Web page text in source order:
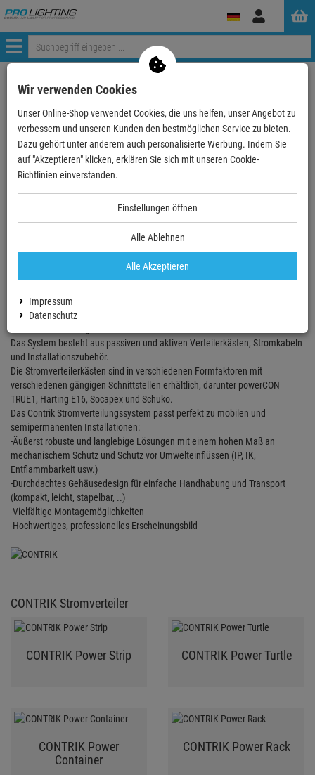
Anmelden
Menü
ProLighting Zubehör
Stromverteiler & Splittboxen
CONTRIK professionelle
Stromverteiler
CONTRIK Stromverteiler Sortimentsüberblick
Contrik Power Distribution ist ein
durchdachtes professionelles
für den Veranstaltungsbereich. Speziell für Videowände,
Das System besteht aus passiven und aktiven Verteilerkästen, Stromkabeln
und Installationszubehör.
Die Stromverteilerkästen sind in verschiedenen Formfaktoren mit
verschiedenen gängigen Schnittstellen erhältlich, darunter powerCON
TRUE1, Harting E16, Socapex und Schuko.
Das Contrik Stromverteilungssystem passt perfekt zu mobilen und
semipermanenten Installationen:
-Äußerst robuste und langlebige Lösungen mit einem hohen Maß an
mechanischem Schutz und Schutz vor Umwelteinflüssen (IP, IK,
Entflammbarkeit usw.)
-Durchdachtes Gehäusedesign für einfache Handhabung und Transport
(kompakt, leicht, stapelbar, ..)
-Vielfältige Montagemöglichkeiten
-Hochwertiges, professionelles Erscheinungsbild
CONTRIK Stromverteiler
CONTRIK Power Strip CONTRIK Power Turtle
CONTRIK Power
Container
CONTRIK Power Rack
Wir verwenden Cookies
Unser Online-Shop verwendet Cookies, die uns helfen, unser Angebot zu
verbessern und unseren Kunden den bestmöglichen Service zu bieten.
Dazu gehört unter anderem auch personalisierte Werbung. Indem Sie
auf "Akzeptieren" klicken, erklären Sie sich mit unseren Cookie-
Richtlinien einverstanden.
Einstellungen öffnen
Alle Ablehnen
Alle Akzeptieren
Impressum
Datenschutz